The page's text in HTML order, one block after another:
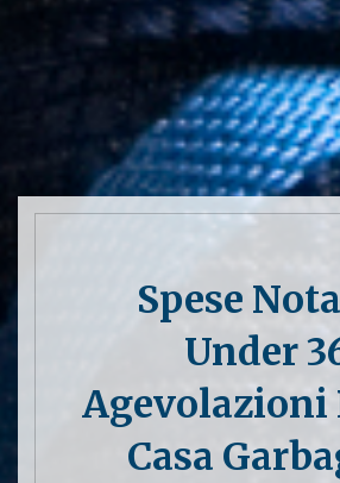
Spese
Under
Agevolazioni
Casa